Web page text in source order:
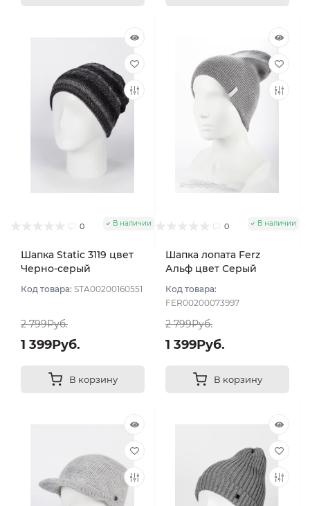
0 В наличии
Шапка Static 3119 цвет
Черно-серый
Код товара: STA00200160551
2 799Руб.
1 399Руб.
В корзину
0 В наличии
Шапка лопата Ferz
Альф цвет Серый
Код товара:
FER00200073997
2 799Руб.
1 399Руб.
В корзину